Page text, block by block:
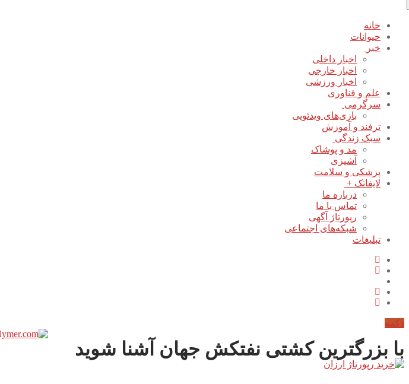
خانه
حیوانات
خبر
اخبار داخلی
اخبار خارجی
اخبار ورزشی
علم و فناوری
سرگرمی
بازی‌های ویدئویی
ترفند و آموزش
سبک زندگی
مد و پوشاک
آشپزی
پزشکی و سلامت
لایفاتک +
درباره ما
تماس با ما
رپورتاژ آگهی
شبکه‌های اجتماعی
تبلیغات
دکمه
با بزرگترین کشتی نفتکش جهان آشنا شوید